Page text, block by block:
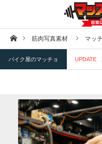
ホーム筋肉写真素材 マッ
バイク屋のマッチョ UPDATE